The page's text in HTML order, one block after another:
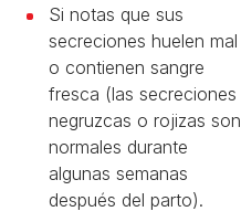
Si notas que sus
secreciones huelen mal
o contienen sangre
fresca (las secreciones
negruzcas o rojizas son
normales durante
algunas semanas
después del parto).